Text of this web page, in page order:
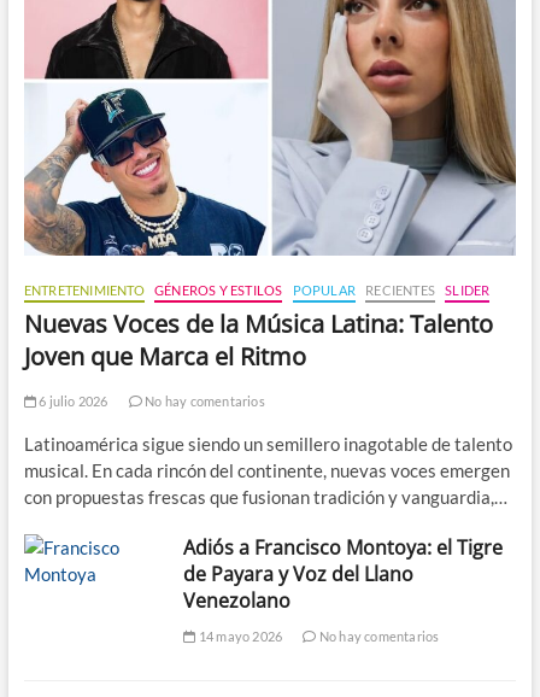
ENTRETENIMIENTO GÉNEROS Y ESTILOS POPULAR RECIENTES SLIDER
Nuevas Voces de la Música Latina: Talento
Joven que Marca el Ritmo
6 julio 2026 No hay comentarios
Latinoamérica sigue siendo un semillero inagotable de talento
musical. En cada rincón del continente, nuevas voces emergen
con propuestas frescas que fusionan tradición y vanguardia,…
Adiós a Francisco Montoya: el Tigre
de Payara y Voz del Llano
Venezolano
14 mayo 2026 No hay comentarios